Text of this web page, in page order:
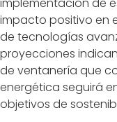
impacto positivo en
de tecnologías
proyecciones
de ventanería que
energética seguirá
objetivos de